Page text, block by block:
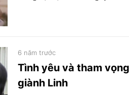
Tình yêu và tham
giành Linh
6 năm trước